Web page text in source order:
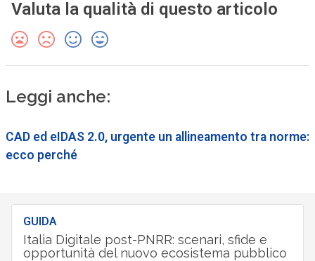
Valuta la qualità di questo articolo
Leggi anche:
CAD ed eIDAS 2.0, urgente un allineamento tra norme:
ecco perché
GUIDA
Italia Digitale post-PNRR: scenari, sfide e
opportunità del nuovo ecosistema pubblico